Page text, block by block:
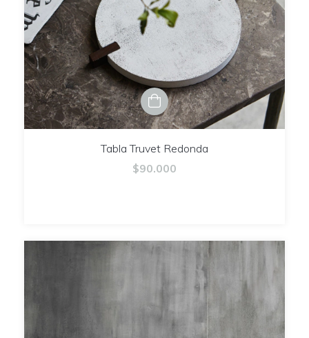
Tabla Truvet Redonda
$90.000